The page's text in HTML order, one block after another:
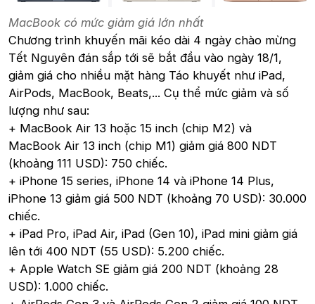
MacBook có mức giảm giá lớn nhất
Chương trình khuyến mãi kéo dài 4 ngày chào mừng
Tết Nguyên đán sắp tới sẽ bắt đầu vào ngày 18/1,
giảm giá cho nhiều mặt hàng Táo khuyết như iPad,
AirPods, MacBook, Beats,... Cụ thể mức giảm và số
lượng như sau:
+ MacBook Air 13 hoặc 15 inch (chip M2) và
MacBook Air 13 inch (chip M1) giảm giá 800 NDT
(khoảng 111 USD): 750 chiếc.
+ iPhone 15 series, iPhone 14 và iPhone 14 Plus,
iPhone 13 giảm giá 500 NDT (khoảng 70 USD): 30.000
chiếc.
+ iPad Pro, iPad Air, iPad (Gen 10), iPad mini giảm giá
lên tới 400 NDT (55 USD): 5.200 chiếc.
+ Apple Watch SE giảm giá 200 NDT (khoảng 28
USD): 1.000 chiếc.